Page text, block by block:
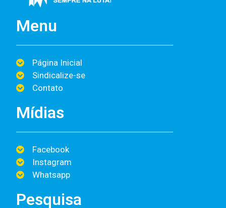
Menu
Página Inicial
Sindicalize-se
Contato
Mídias
Facebook
Instagram
Whatsapp
Pesquisa